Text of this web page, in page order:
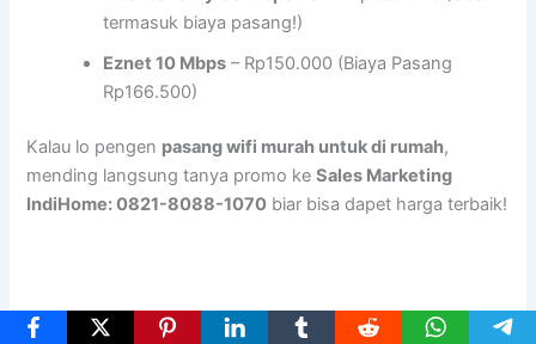
termasuk biaya pasang!)
Eznet 10 Mbps – Rp150.000 (Biaya Pasang
Rp166.500)
Kalau lo pengen pasang wifi murah untuk di rumah,
mending langsung tanya promo keSales Marketing
IndiHome: 0821-8088-1070 biar bisa dapet harga terbaik!
Rekomendasi Wifi Murah yang Paling Worth It di Tahun Ini!